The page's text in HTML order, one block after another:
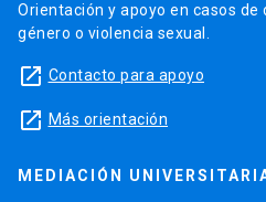
Orientación y apoyo en casos
género o violencia sexual.
launch Contacto para apoyo
launch Más orientación
MEDIACIÓN